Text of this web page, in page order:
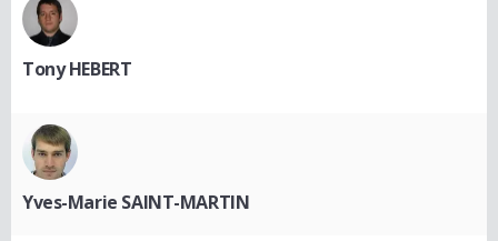
Tony HEBERT
Yves-Marie SAINT-MARTIN